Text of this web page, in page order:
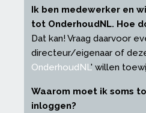
Ik ben medewerker en
tot OnderhoudNL. Hoe
Dat kan! Vraag daarvoor
directeur/eigenaar of
OnderhoudNL' willen
Waarom moet ik soms
inloggen?